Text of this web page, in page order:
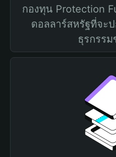
กองทุน Protection
ดอลลาร์สหรัฐที่จะ
ธุรกรร